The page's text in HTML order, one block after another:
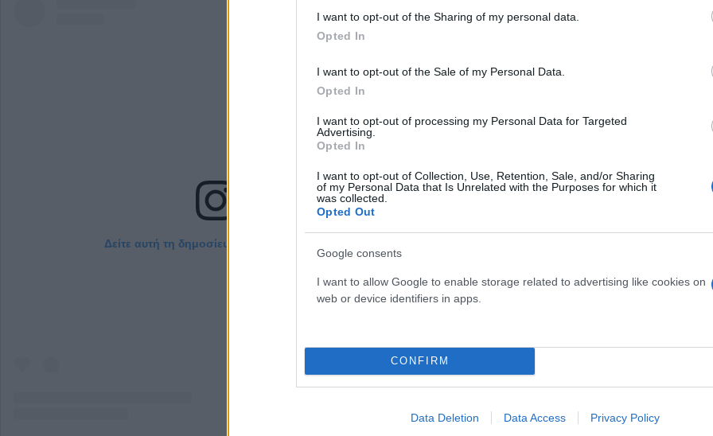
I want to opt-out of the Sharing of my personal data.
Opted In
I want to opt-out of the Sale of my Personal Data.
Opted In
I want to opt-out of processing my Personal Data for Targeted
Advertising.
Opted In
I want to opt-out of Collection, Use, Retention, Sale, and/or Sharing
of my Personal Data that Is Unrelated with the Purposes for which it
was collected.
Opted Out
Google consents
I want to allow Google to enable storage related to advertising like cookies on
web or device identifiers in apps.
CONFIRM
Data Deletion Data Access Privacy Policy
Δείτε αυτή τη δημοσίευση στο Instagram.